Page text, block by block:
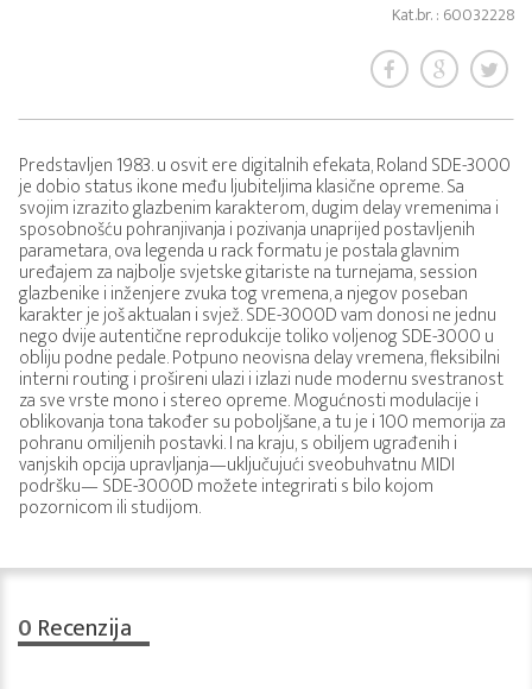
Kat.br. : 60032228
Predstavljen 1983. u osvit ere digitalnih efekata, Roland SDE-3000
je dobio status ikone među ljubiteljima klasične opreme. Sa
svojim izrazito glazbenim karakterom, dugim delay vremenima i
sposobnošću pohranjivanja i pozivanja unaprijed postavljenih
parametara, ova legenda u rack formatu je postala glavnim
uređajem za najbolje svjetske gitariste na turnejama, session
glazbenike i inženjere zvuka tog vremena, a njegov poseban
karakter je još aktualan i svjež. SDE-3000D vam donosi ne jednu
nego dvije autentične reprodukcije toliko voljenog SDE-3000 u
obliju podne pedale. Potpuno neovisna delay vremena, fleksibilni
interni routing i prošireni ulazi i izlazi nude modernu svestranost
za sve vrste mono i stereo opreme. Mogućnosti modulacije i
oblikovanja tona također su poboljšane, a tu je i 100 memorija za
pohranu omiljenih postavki. I na kraju, s obiljem ugrađenih i
vanjskih opcija upravljanja—uključujući sveobuhvatnu MIDI
podršku— SDE-3000D možete integrirati s bilo kojom
pozornicom ili studijom.
0 Recenzija